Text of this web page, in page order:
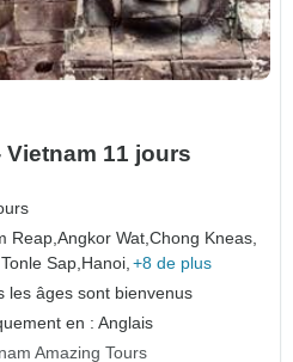
11 jours
Reap,Angkor Wat,Chong Kneas,
Sap, Hanoi, +8 de plus
les âges sont bienvenus
en : Anglais
Amazing Tours